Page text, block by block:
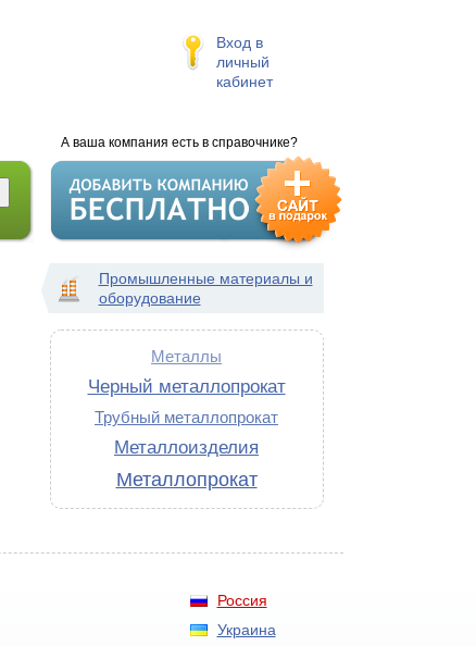
Вход в
личный
кабинет
А ваша компания есть в справочнике?
Промышленные материалы и
оборудование
Металлы
Черный металлопрокат
Трубный металлопрокат
Металлоизделия
Металлопрокат
Россия
Украина